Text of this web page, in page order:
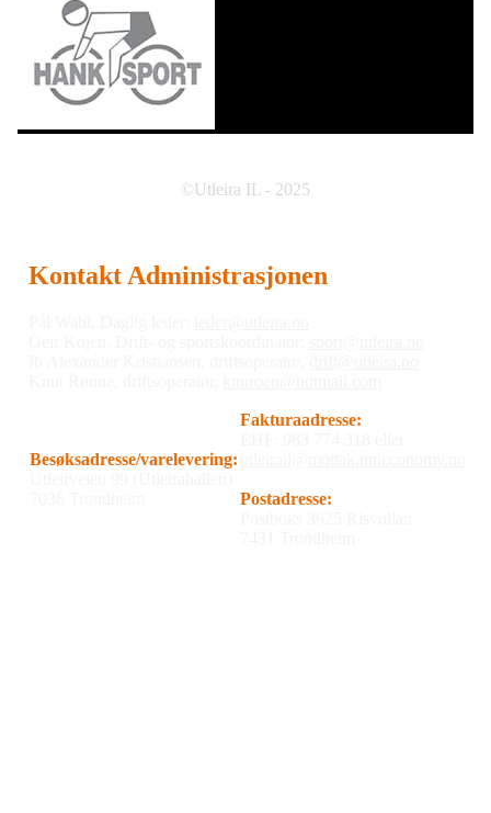
©Utleira IL - 2025
Kontakt Administrasjonen
Besøksadresse/varelevering:
Fakturaadresse:
Postadresse: